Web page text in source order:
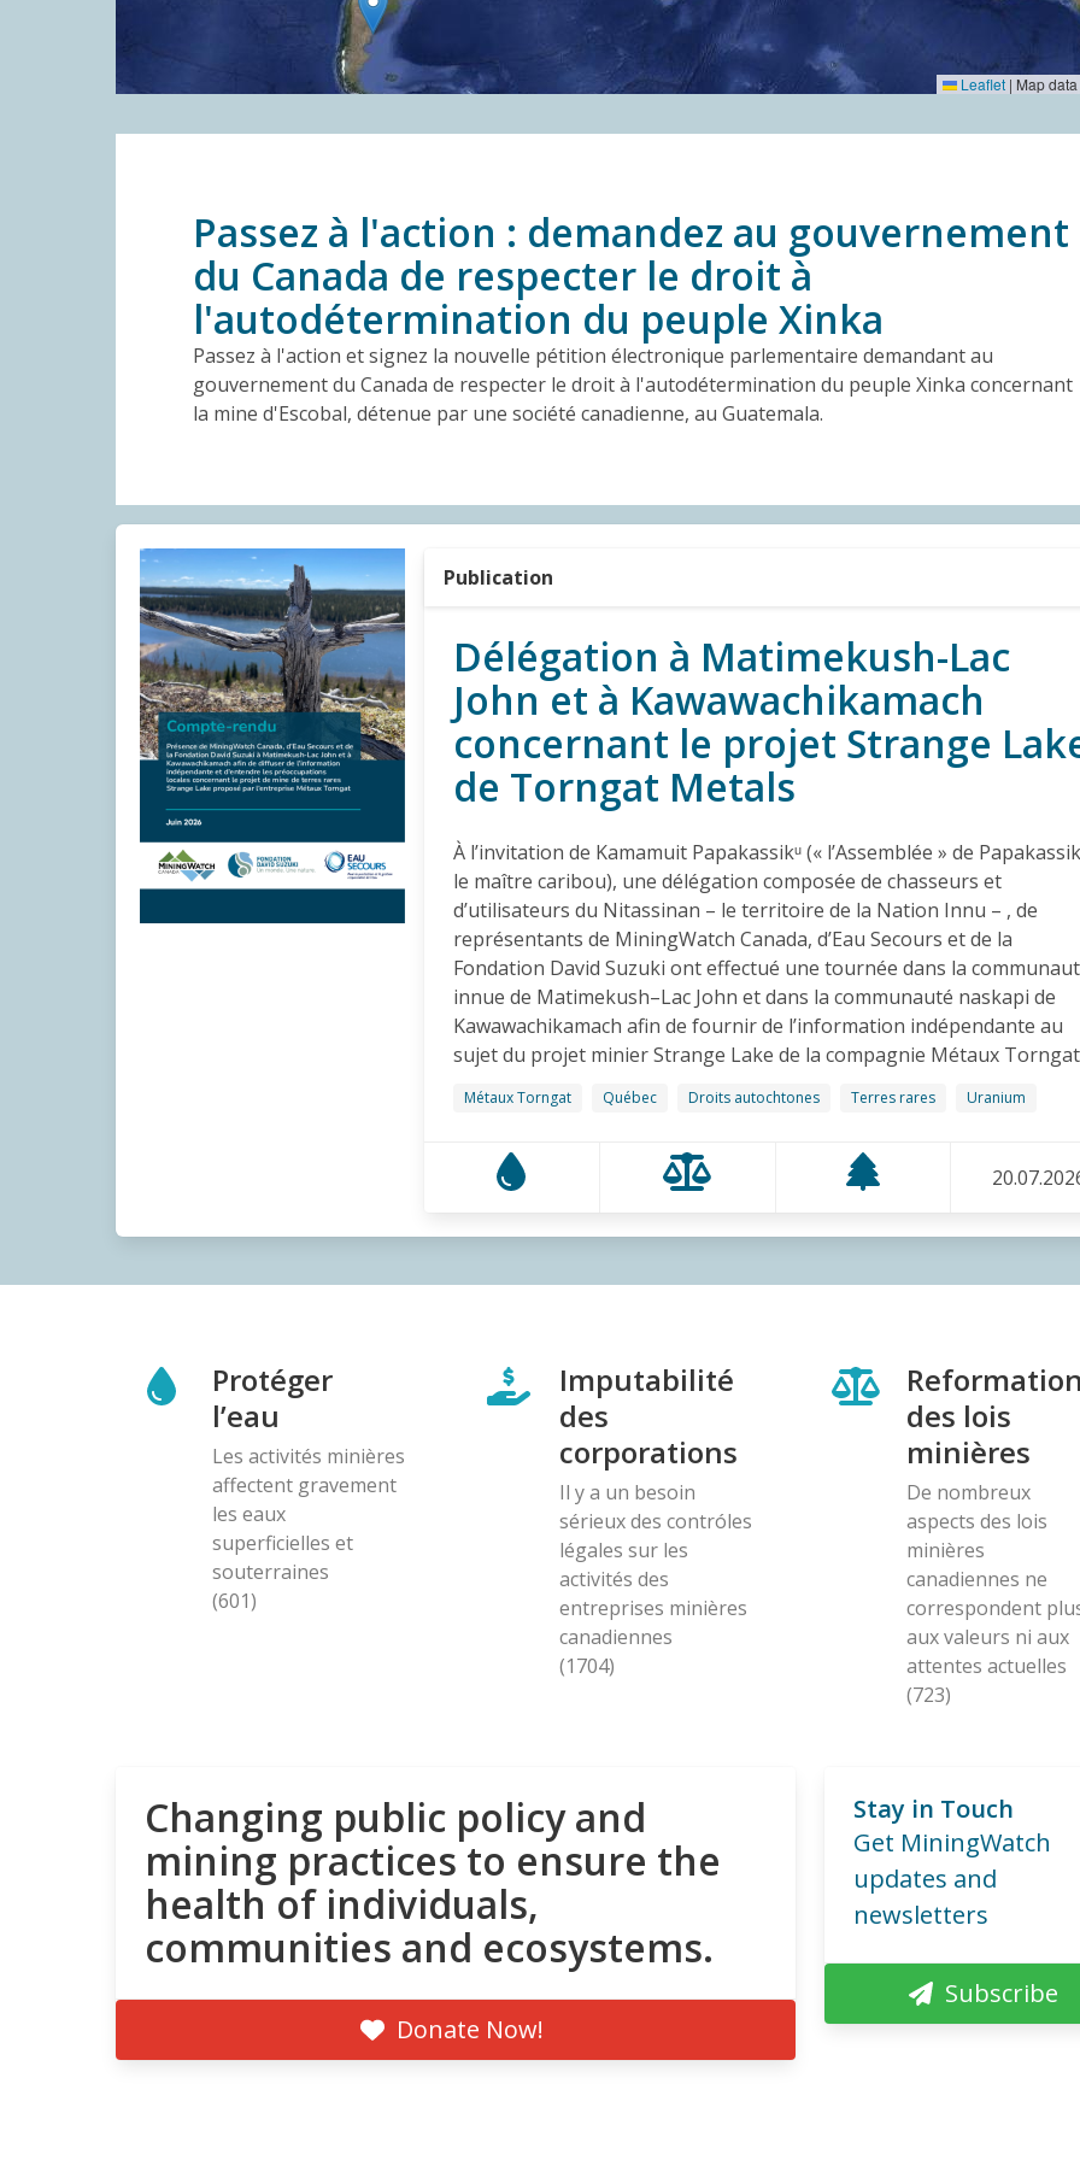
Leaflet | Map
Passez à l'action : demandez au gouvernement
du Canada de respecter le droit à
l'autodétermination du peuple Xinka
Passez à l'action et signez la nouvelle pétition électronique parlementaire demandant au
gouvernement du Canada de respecter le droit à l'autodétermination du peuple Xinka concernant
la mine d'Escobal, détenue par une société canadienne, au Guatemala.
Publication
Délégation à Matimekush-Lac
John et à Kawawachikamach
concernant le projet Strange
de Torngat Metals
À l’invitation de Kamamuit Papakassikᵘ (« l’Assemblée » de
le maître caribou), une délégation composée de chasseurs et
d’utilisateurs du Nitassinan – le territoire de la Nation Innu – , de
représentants de MiningWatch Canada, d’Eau Secours et de la
Fondation David Suzuki ont effectué une tournée dans la
innue de Matimekush–Lac John et dans la communauté naskapi de
Kawawachikamach afin de fournir de l’information indépendante au
sujet du projet minier Strange Lake de la compagnie Métaux
Métaux Torngat Québec Droits autochtones Terres rares Uranium
Protéger
l’eau
Les activités minières
affectent gravement
les eaux
superficielles et
souterraines
(601)
Imputabilité
des
corporations
Il y a un besoin
sérieux des contróles
légales sur les
activités des
entreprises minières
canadiennes
(1704)
Reformation
des lois
minières
De nombreux
aspects des lois
minières
canadiennes ne
correspondent
aux valeurs ni aux
attentes actuelles
(723)
Changing public policy and
mining practices to ensure the
health of individuals,
communities and ecosystems.
Donate Now!
Stay in Touch
Get MiningWatch
updates and
newsletters
Subscribe